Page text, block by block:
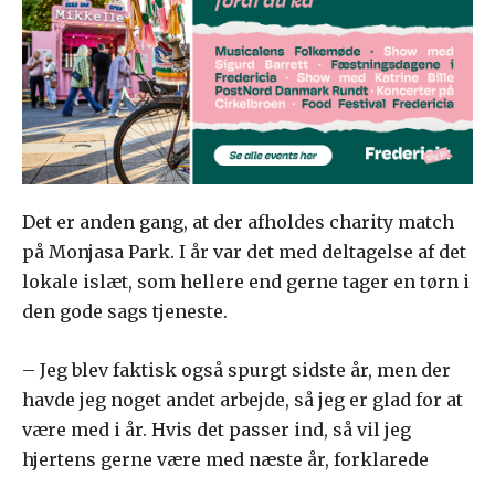
Det er anden gang, at der afholdes charity match
på Monjasa Park. I år var det med deltagelse af det
lokale islæt, som hellere end gerne tager en tørn i
den gode sags tjeneste.
– Jeg blev faktisk også spurgt sidste år, men der
havde jeg noget andet arbejde, så jeg er glad for at
være med i år. Hvis det passer ind, så vil jeg
hjertens gerne være med næste år, forklarede